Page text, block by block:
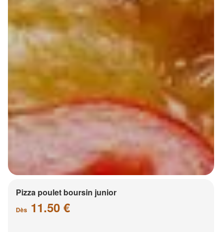
Pizza poulet boursin junior
Dès 11.50 €